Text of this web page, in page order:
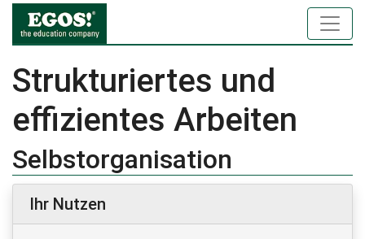
Strukturiertes und
effizientes Arbeiten
Selbstorganisation
Ihr Nutzen